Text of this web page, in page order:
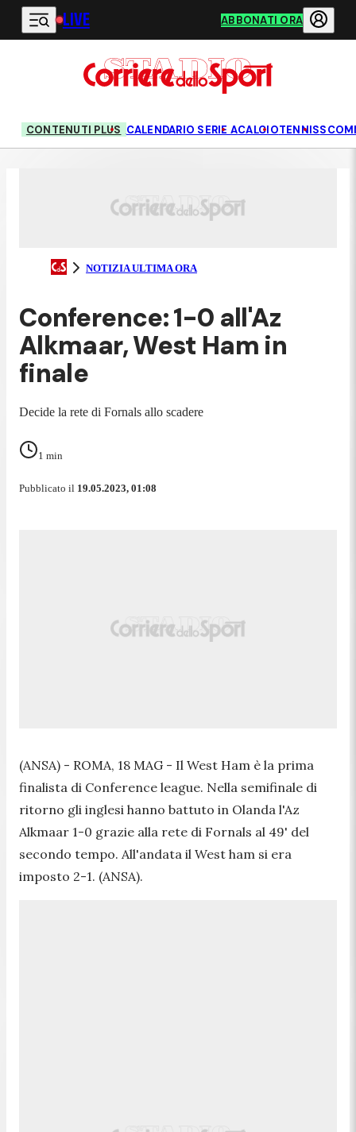
Vai al contenuto principale
LIVE ABBONATI ORA
CONTENUTI PLUS CALENDARIO SERIE ACALCIOTENNIS
NOTIZIA ULTIMA ORA
Conference: 1-0 all'Az
Alkmaar, West Ham in
finale
Decide la rete di Fornals allo scadere
1 min
Pubblicato il 19.05.2023, 01:08
(ANSA) - ROMA, 18 MAG - Il West Ham è la prima
finalista di Conference league. Nella semifinale di
ritorno gli inglesi hanno battuto in Olanda l'Az
Alkmaar 1-0 grazie alla rete di Fornals al 49' del
secondo tempo. All'andata il West ham si era
imposto 2-1. (ANSA).